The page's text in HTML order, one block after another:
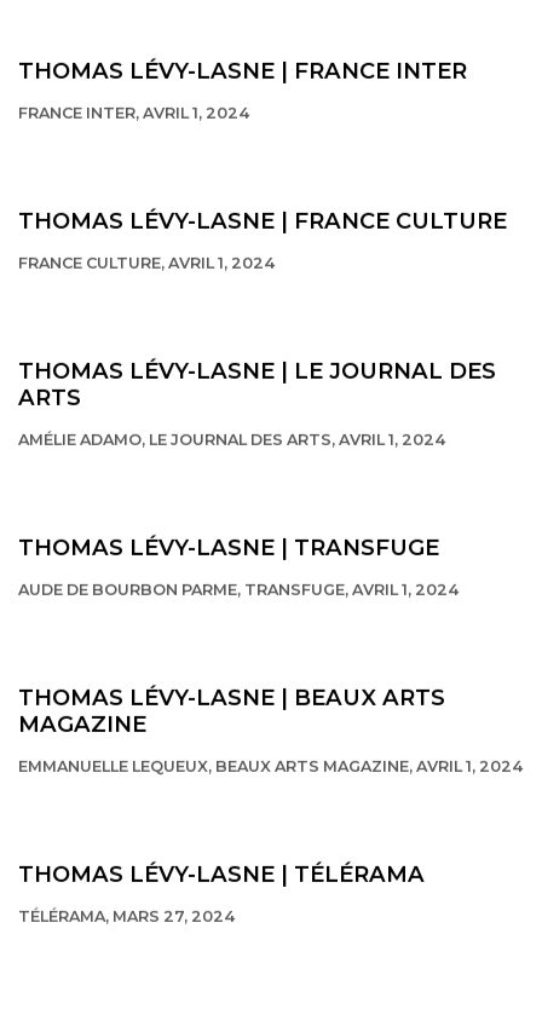
THOMAS LÉVY-LASNE | FRANCE INTER
FRANCE INTER, AVRIL 1, 2024
THOMAS LÉVY-LASNE | FRANCE CULTURE
FRANCE CULTURE, AVRIL 1, 2024
THOMAS LÉVY-LASNE | LE JOURNAL DES
ARTS
AMÉLIE ADAMO, LE JOURNAL DES ARTS, AVRIL 1, 2024
THOMAS LÉVY-LASNE | TRANSFUGE
AUDE DE BOURBON PARME, TRANSFUGE, AVRIL 1, 2024
THOMAS LÉVY-LASNE | BEAUX ARTS
MAGAZINE
EMMANUELLE LEQUEUX, BEAUX ARTS MAGAZINE, AVRIL 1, 2024
THOMAS LÉVY-LASNE | TÉLÉRAMA
TÉLÉRAMA, MARS 27, 2024